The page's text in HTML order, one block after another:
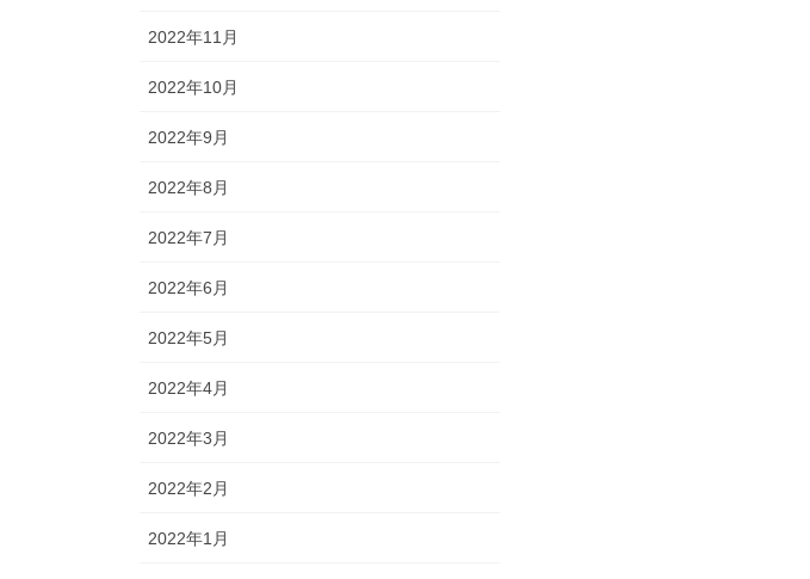
2022年11月
2022年10月
2022年9月
2022年8月
2022年7月
2022年6月
2022年5月
2022年4月
2022年3月
2022年2月
2022年1月